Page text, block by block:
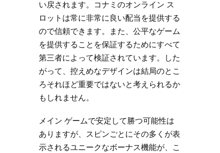
い戻されます。コナミのオンライン ス
ロットは常に非常に良い配当を提供する
ので信頼できます。また、公平なゲーム
を提供することを保証するためにすべて
第三者によって検証されています。した
がって、控えめなデザインは結局のとこ
ろそれほど重要ではないと考えられるか
もしれません。
メイン ゲームで安定して勝つ可能性は
ありますが、スピンごとにその多くが表
示されるユニークなボーナス機能が、こ